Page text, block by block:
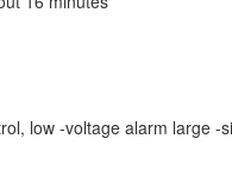
low -voltage alarm large